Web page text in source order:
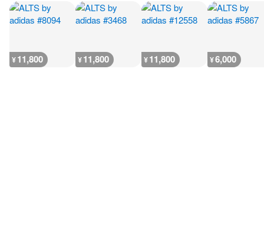
¥11,800 ¥11,800 ¥11,800 ¥6,000